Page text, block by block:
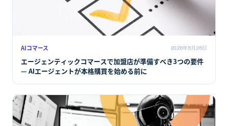
AIコマース 2026年5月26日
エージェンティックコマースで加盟店が準備すべき3つの要件
— AIエージェントが本格購買を始める前に